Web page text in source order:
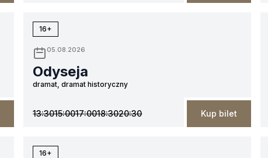
16+
05.08.2026
Odyseja
dramat, dramat historyczny
13:3015:0017:0018:3020:30 Kup bilet
16+